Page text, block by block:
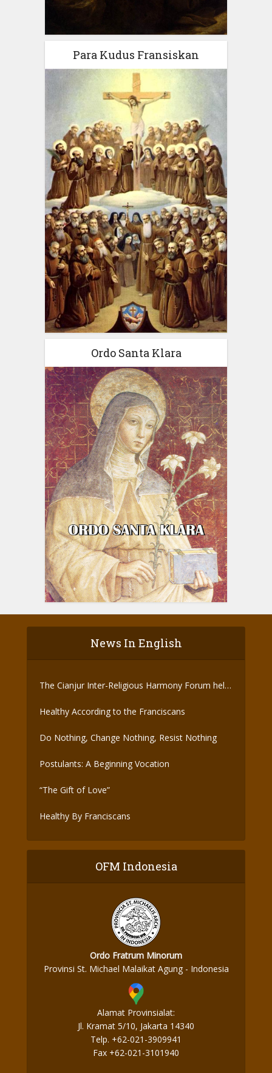
Para Kudus Fransiskan
Ordo Santa Klara
News In English
The Cianjur Inter-Religious Harmony Forum held
Healthy According to the Franciscans
Do Nothing, Change Nothing, Resist Nothing
Postulants: A Beginning Vocation
“The Gift of Love”
Healthy By Franciscans
OFM Indonesia
Ordo Fratrum Minorum
Provinsi St. Michael Malaikat Agung - Indonesia
Alamat Provinsialat:
Jl. Kramat 5/10, Jakarta 14340
Telp. +62-021-3909941
Fax +62-021-3101940